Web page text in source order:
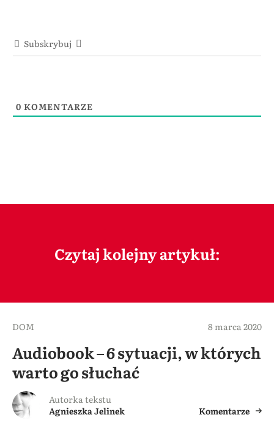
Subskrybuj
0 KOMENTARZE
Czytaj kolejny artykuł:
DOM 8 marca 2020
Audiobook – 6 sytuacji, w których
warto go słuchać
Autorka tekstu
Agnieszka Jelinek
Komentarze